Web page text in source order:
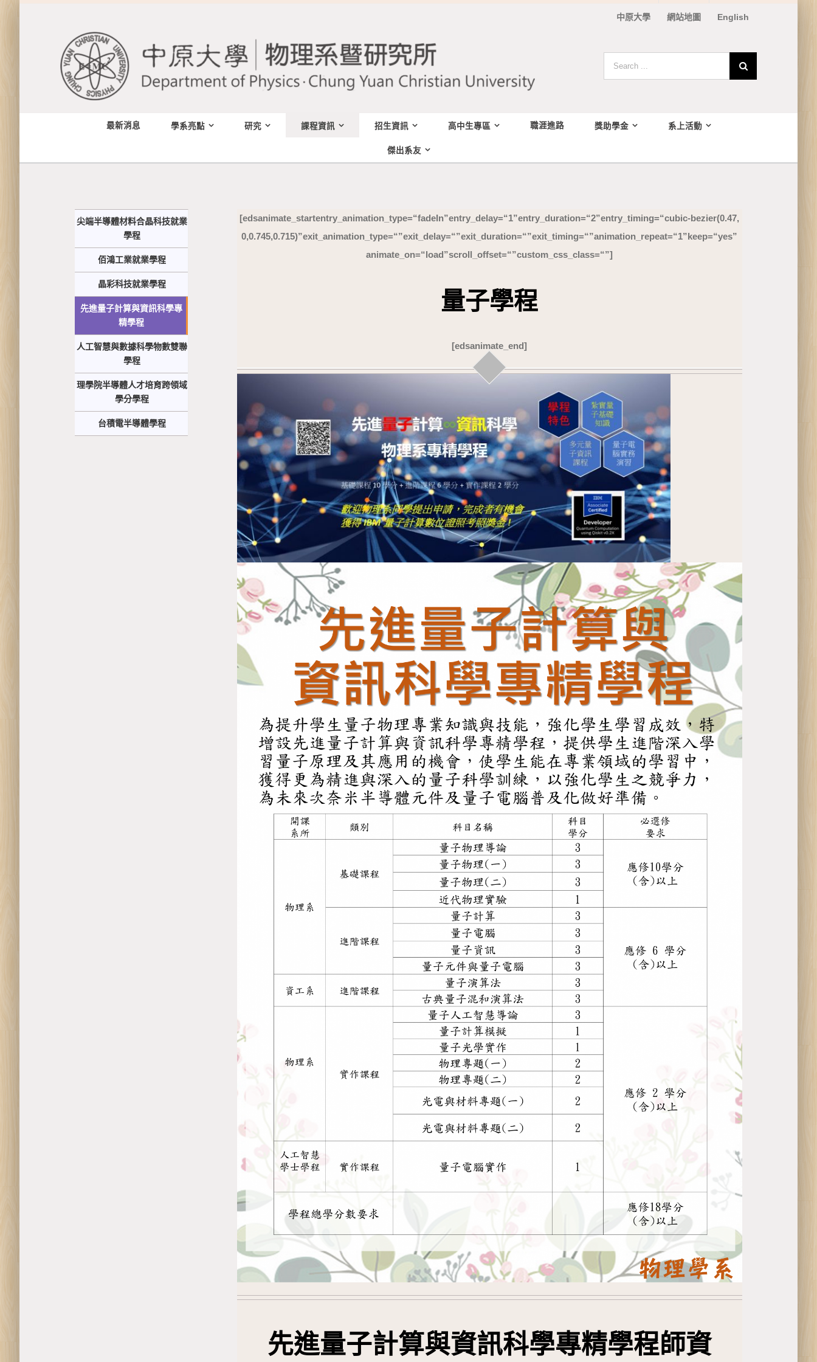
中原大學 網站地圖 English
Search
for:
最新消息 學系亮點 研究 課程資訊 招生資訊 高中生專區 職涯進路 獎助學金 系上活動
傑出系友
[edsanimate_start entry_animation_type= “fadeIn” entry_delay= “1” entry_duration= “2” entry_timing= “cubic-bezier(0.47,
0, 0.745, 0.715)” exit_animation_type= “” exit_delay= “” exit_duration= “” exit_timing= “” animation_repeat= “1” keep= “yes”
animate_on= “load” scroll_offset= “” custom_css_class= “”]
量子學程
[edsanimate_end]
先進量子計算與資訊科學專精學程師資
尖端半導體材料合晶科技就業
學程
佰鴻工業就業學程
晶彩科技就業學程
先進量子計算與資訊科學專
精學程
人工智慧與數據科學物數雙聯
學程
理學院半導體人才培育跨領域
學分學程
台積電半導體學程